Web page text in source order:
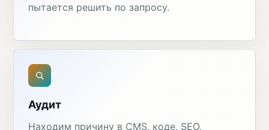
пытается решить по запросу.
Аудит
Находим причину в CMS, коде, SEO,